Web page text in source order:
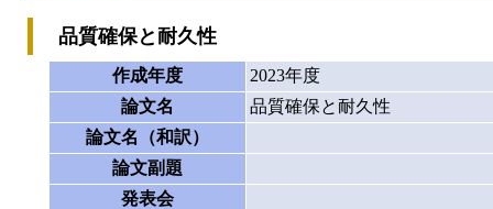
品質確保と耐久性
作成年度
2023年度
論文名
品質確保と耐久性
論文名（和訳）
論文副題
発表会